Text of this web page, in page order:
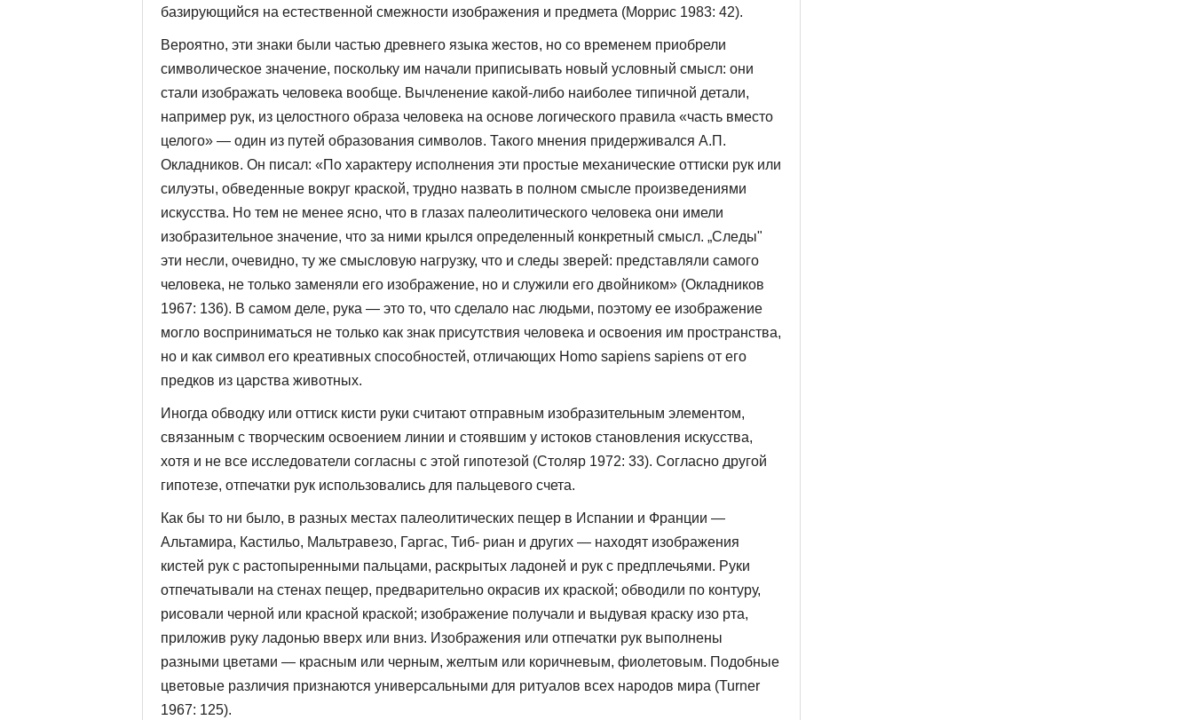
базирующийся на естественной смежности изображения и предмета (Моррис 1983: 42).
Вероятно, эти знаки были частью древнего языка жестов, но со временем приобрели
символическое значение, поскольку им начали приписывать новый условный смысл: они
стали изображать человека вообще. Вычленение какой-либо наиболее типичной детали,
например рук, из целостного образа человека на основе логического правила «часть вместо
целого» — один из путей образования символов. Тако­го мнения придерживался А.П.
Окладников. Он писал: «По характе­ру исполнения эти простые механические оттиски рук или
силуэты, обведенные вокруг краской, трудно назвать в полном смысле произ­ведениями
искусства. Но тем не менее ясно, что в глазах палеолитического человека они имели
изобразительное значение, что за ними крылся определенный конкретный смысл. „Следы"
эти несли, очевид­но, ту же смысловую нагрузку, что и следы зверей: представляли само­го
человека, не только заменяли его изображение, но и служили его двойником» (Окладников
1967: 136). В самом деле, рука — это то, что сделало нас людьми, поэтому ее изображение
могло восприниматься не только как знак присутствия человека и освоения им пространства,
но и как символ его креативных способностей, отличающих Homo sapiens sapiens от его
предков из царства животных.
Иногда обводку или оттиск кисти руки считают отправным изобра­зительным элементом,
связанным с творческим освоением линии и сто­явшим у истоков становления искусства,
хотя и не все исследователи согласны с этой гипотезой (Столяр 1972: 33). Согласно другой
гипотезе, отпечатки рук использовались для пальцевого счета.
Как бы то ни было, в разных местах палеолитических пещер в Ис­пании и Франции —
Альтамира, Кастильо, Мальтравезо, Гаргас, Тиб- риан и других — находят изображения
кистей рук с растопыренными пальцами, раскрытых ладоней и рук с предплечьями. Руки
отпечаты­вали на стенах пещер, предварительно окрасив их краской; обводили по контуру,
рисовали черной или красной краской; изображение по­лучали и выдувая краску изо рта,
приложив руку ладонью вверх или вниз. Изображения или отпечатки рук выполнены
разными цветами — красным или черным, желтым или коричневым, фиолетовым. Подоб­ные
цветовые различия признаются универсальными для ритуалов всех народов мира (Turner
1967: 125).